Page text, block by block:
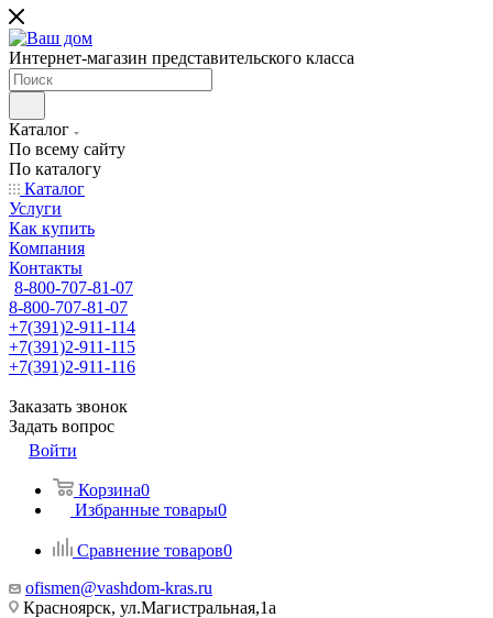
Интернет-магазин представительского класса
Каталог
По всему сайту
По каталогу
Каталог
Услуги
Как купить
Компания
Контакты
8-800-707-81-07
8-800-707-81-07
+7(391)2-911-114
+7(391)2-911-115
+7(391)2-911-116
Заказать звонок
Задать вопрос
Войти
Корзина0
Избранные товары0
Сравнение товаров0
ofismen@vashdom-kras.ru
Красноярск, ул.Магистральная,1а